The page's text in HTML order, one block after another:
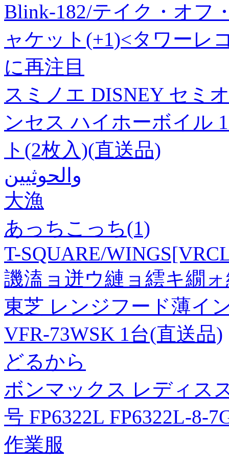
Blink-182/テイク・オフ
ャケット(+1)<タワーレ
に再注目
スミノエ DISNEY セミ
ンセス ハイホーボイル
ト(2枚入)(直送品)
والحوثيين
大漁
あっちこっち(1)
T-SQUARE/
譏溘ョ迸ウ縺ョ繧キ繝
東芝 レンジフード薄イ
VFR-73WSK 1台(直送品)
どるから
ボンマックス レディス
号 FP6322L FP6322L-8-
作業服